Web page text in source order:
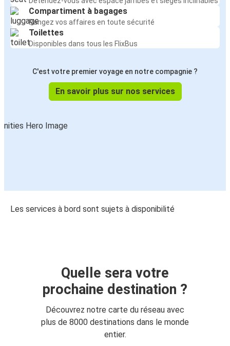
Compartiment à bagages
Rangez vos affaires en toute sécurité
Toilettes
Disponibles dans tous les FlixBus
C'est votre premier voyage en notre compagnie ?
En savoir plus sur nos services
Les services à bord sont sujets à disponibilité
Quelle sera votre
prochaine destination ?
Découvrez notre carte du réseau avec
plus de 8000 destinations dans le monde
entier.